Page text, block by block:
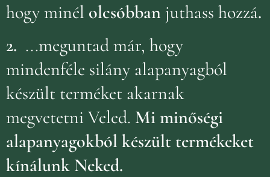
hogy minél olcsóbban juthass hozzá.
2. ...meguntad már, hogy
mindenféle silány alapanyagból
készült terméket akarnak
megvetetni Veled. Mi minőségi
alapanyagokból készült termékeket
kínálunk Neked.